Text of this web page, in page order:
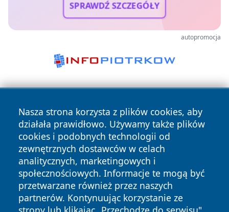
SPRAWDŹ SZCZEGÓŁY
autopromocja
Nasza strona korzysta z plików cookies, aby
działała prawidłowo. Używamy także plików
cookies i podobnych technologii od
zewnętrznych dostawców w celach
analitycznych, marketingowych i
społecznościowych. Informacje te mogą być
przetwarzane również przez naszych
partnerów. Kontynuując korzystanie ze
Copyright © 2026 stalowanews.pl Wszystkie prawa
zastrzeżone.
News Autorzy
Polityka
Polityka